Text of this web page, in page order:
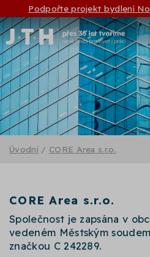
Podpořte projekt bydlení
Úvodní / CORE Area s.r.o.
CORE Area s.r.o.
Společnost je zapsána v
vedeném Městským
značkou C 242289.